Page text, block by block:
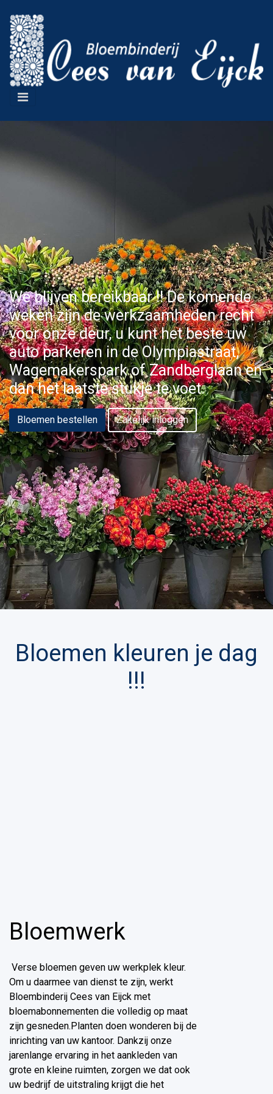
We blijven bereikbaar !! De komende
weken zijn de werkzaamheden recht
voor onze deur, u kunt het beste uw
auto parkeren in de Olympiastraat,
Wagemakerspark of Zandberglaan en
dan het laatste stukje te voet.
Bloemen bestellen Zakelijk inloggen
Bloemen kleuren je dag
!!!
Bloemwerk
Verse bloemen geven uw werkplek kleur.
Om u daarmee van dienst te zijn, werkt
Bloembinderij Cees van Eijck met
bloemabonnementen die volledig op maat
zijn gesneden.Planten doen wonderen bij de
inrichting van uw kantoor. Dankzij onze
jarenlange ervaring in het aankleden van
grote en kleine ruimten, zorgen we dat ook
uw bedrijf de uitstraling krijgt die het